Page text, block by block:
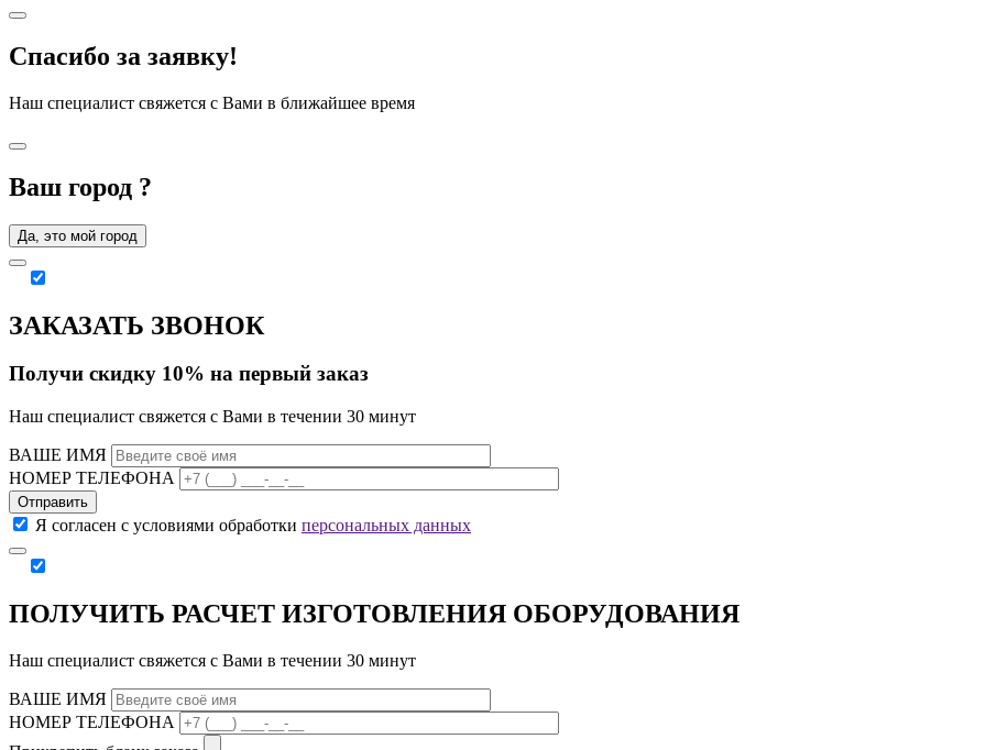
Спасибо за заявку!
Наш специалист свяжется с Вами в ближайшее время
Ваш город ?
Да, это мой город
ЗАКАЗАТЬ ЗВОНОК
Получи скидку 10% на первый заказ
Наш специалист свяжется с Вами в течении 30 минут
ВАШЕ ИМЯ
НОМЕР ТЕЛЕФОНА
Отправить
Я согласен с условиями обработки персональных данных
ПОЛУЧИТЬ РАСЧЕТ ИЗГОТОВЛЕНИЯ ОБОРУДОВАНИЯ
Наш специалист свяжется с Вами в течении 30 минут
ВАШЕ ИМЯ
НОМЕР ТЕЛЕФОНА